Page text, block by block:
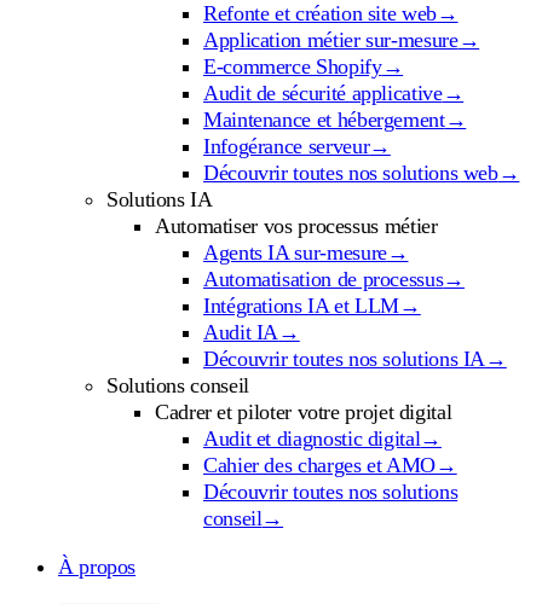
Refonte et création site web→
Application métier sur-mesure→
E-commerce Shopify→
Audit de sécurité applicative→
Maintenance et hébergement→
Infogérance serveur→
Découvrir toutes nos solutions web→
Solutions IA
Automatiser vos processus métier
Agents IA sur-mesure→
Automatisation de processus→
Intégrations IA et LLM→
Audit IA→
Découvrir toutes nos solutions IA→
Solutions conseil
Cadrer et piloter votre projet digital
Audit et diagnostic digital→
Cahier des charges et AMO→
Découvrir toutes nos solutions
conseil→
À propos